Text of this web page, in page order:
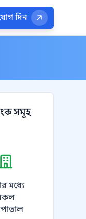
দিন
সমূহ
মধ্যে